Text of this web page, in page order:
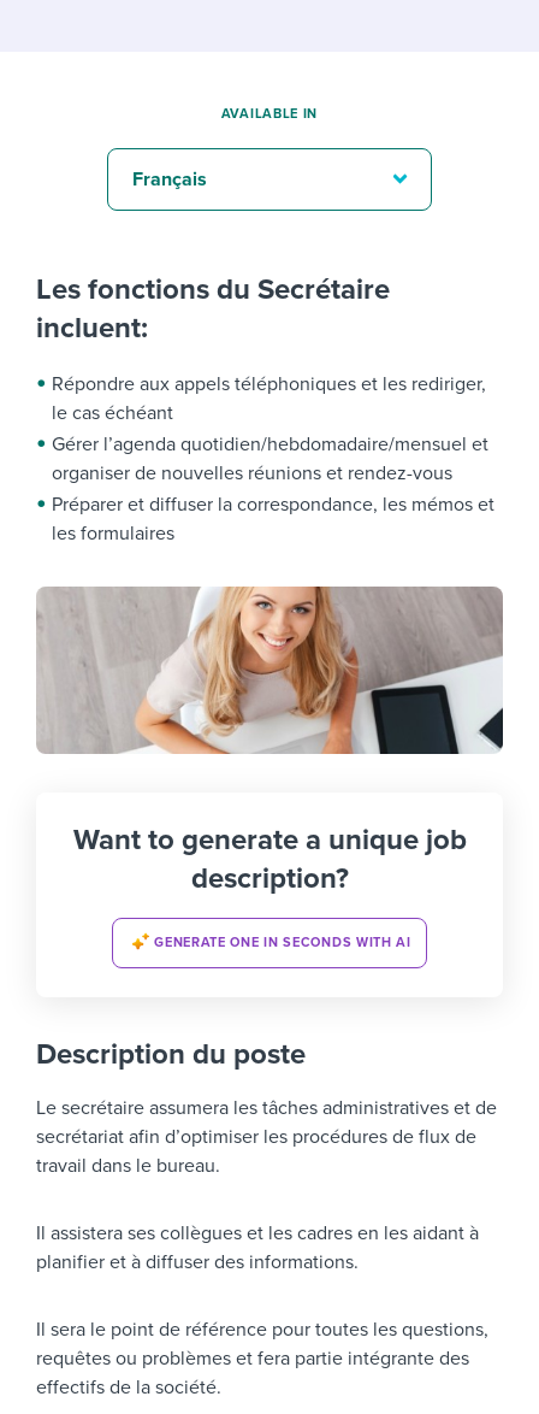
Les fonctions du Secrétaire
incluent:
Répondre aux appels téléphoniques et les rediriger,
le cas échéant
Gérer l’agenda quotidien/hebdomadaire/mensuel et
organiser de nouvelles réunions et rendez-vous
Préparer et diffuser la correspondance, les mémos et
les formulaires
Want to generate a unique job
description?
GENERATE ONE IN SECONDS WITH AI
Description du poste
Le secrétaire assumera les tâches administratives et de
secrétariat afin d’optimiser les procédures de flux de
travail dans le bureau.
Il assistera ses collègues et les cadres en les aidant à
planifier et à diffuser des informations.
Il sera le point de référence pour toutes les questions,
requêtes ou problèmes et fera partie intégrante des
effectifs de la société.
AVAILABLE IN
Français